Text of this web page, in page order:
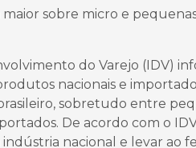
maior sobre micro e
do Varejo (IDV)
nacionais e
sobretudo entre
De acordo com o
nacional e levar ao